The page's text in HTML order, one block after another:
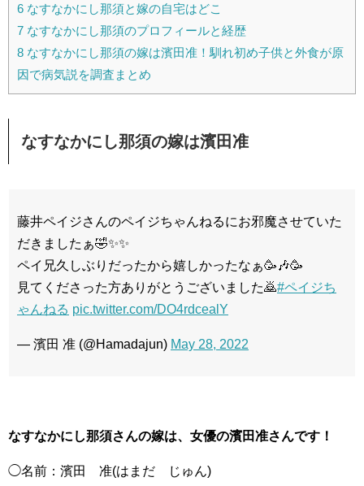
6 なすなかにし那須と嫁の自宅はどこ
7 なすなかにし那須のプロフィールと経歴
8 なすなかにし那須の嫁は濱田准！馴れ初め子供と外食が原
因で病気説を調査まとめ
なすなかにし那須の嫁は濱田准
藤井ペイジさんのペイジちゃんねるにお邪魔させていた
だきましたぁ🤣✨✨
ペイ兄久しぶりだったから嬉しかったなぁ🥳🎶🥳
見てくださった方ありがとうございました🙇#ペイジち
ゃんねる pic.twitter.com/DO4rdcealY
— 濱田 准 (@Hamadajun) May 28, 2022
なすなかにし那須さんの嫁は、女優の濱田准さんです！
◯名前：濱田 准(はまだ じゅん)